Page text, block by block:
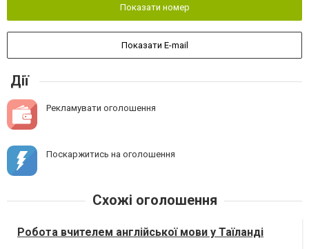
Показати номер
Показати E-mail
Дії
Рекламувати оголошення
Поскаржитись на оголошення
Схожі оголошення
Робота вчителем англійської мови у Таїланді